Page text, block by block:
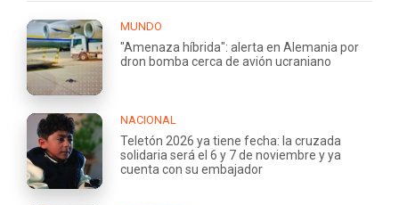
MUNDO
"Amenaza híbrida": alerta en Alemania por
dron bomba cerca de avión ucraniano
NACIONAL
Teletón 2026 ya tiene fecha: la cruzada
solidaria será el 6 y 7 de noviembre y ya
cuenta con su embajador